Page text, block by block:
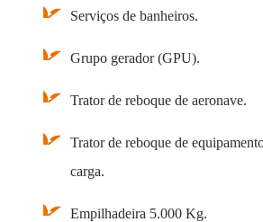
Serviços de banheiros.
Grupo gerador (GPU).
Trator de reboque de aeronave.
Trator de reboque de
carga.
Empilhadeira 5.000 Kg.